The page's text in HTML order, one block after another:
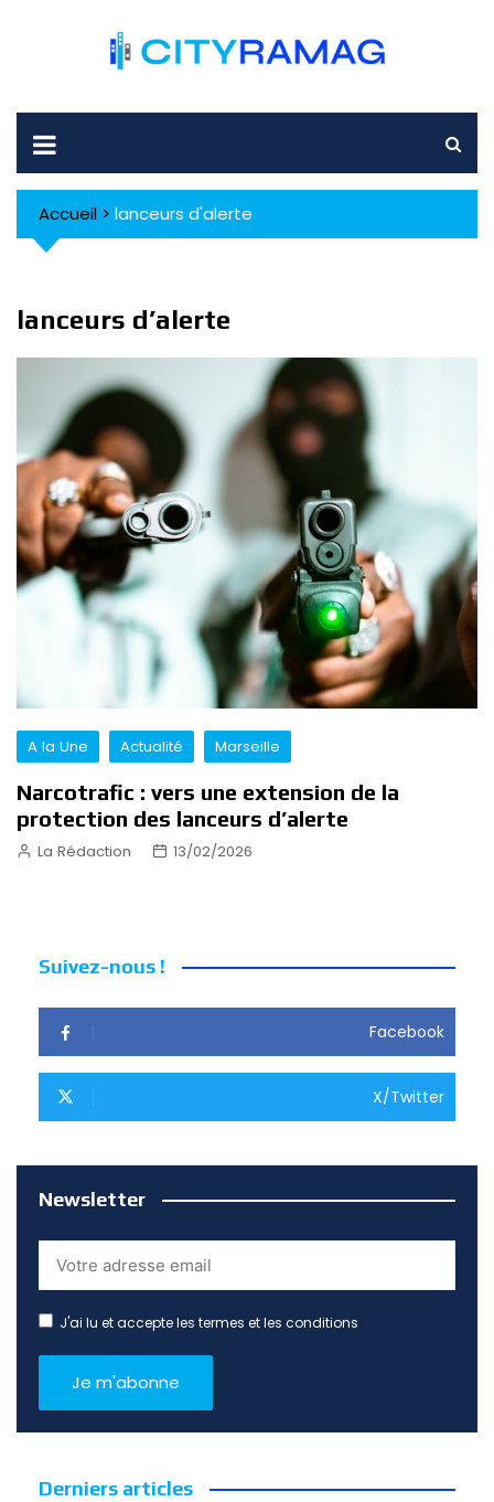
Accueil > lanceurs d'alerte
lanceurs d’alerte
A la Une Actualité Marseille
Narcotrafic : vers une extension de la
protection des lanceurs d’alerte
La Rédaction 13/02/2026
Suivez-nous !
Facebook
X/Twitter
Newsletter
J'ai lu et accepte les termes et les conditions
Derniers articles